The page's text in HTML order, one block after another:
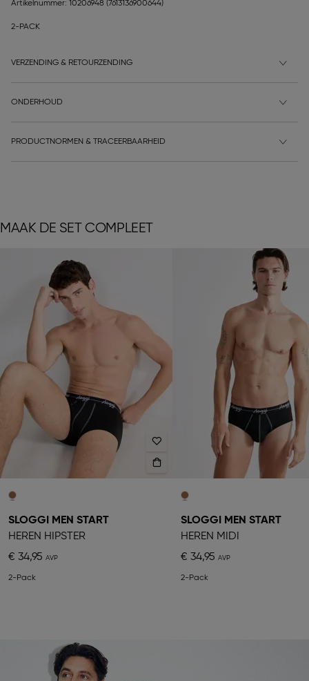
Artikelnummer: 10206948 (7613136900644)
2-PACK
VERZENDING & RETOURZENDING
ONDERHOUD
PRODUCTNORMEN & TRACEERBAARHEID
MAAK DE SET COMPLEET
SLOGGI MEN START
HEREN HIPSTER
€ 34,95
2-Pack
SLOGGI MEN START
HEREN MIDI
€ 34,95
2-Pack